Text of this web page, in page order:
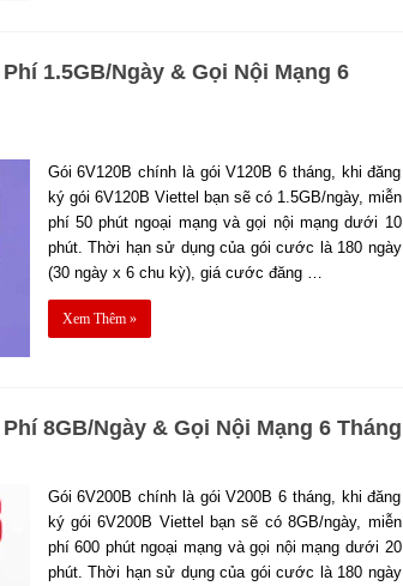
1.5GB/Ngày & Gọi Nội Mạng 6
Gói 6V120B chính là gói V120B 6 tháng, khi đăng
ký gói 6V120B Viettel bạn sẽ có 1.5GB/ngày, miễn
phí 50 phút ngoại mạng và gọi nội mạng dưới 10
phút. Thời hạn sử dụng của gói cước là 180 ngày
(30 ngày x 6 chu kỳ), giá cước đăng …
Xem Thêm »
8GB/Ngày & Gọi Nội Mạng 6 Tháng
Gói 6V200B chính là gói V200B 6 tháng, khi đăng
ký gói 6V200B Viettel bạn sẽ có 8GB/ngày, miễn
phí 600 phút ngoại mạng và gọi nội mạng dưới 20
phút. Thời hạn sử dụng của gói cước là 180 ngày